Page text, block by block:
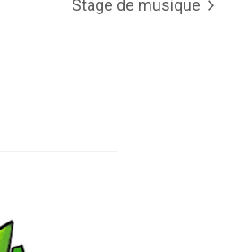
Stage de musique